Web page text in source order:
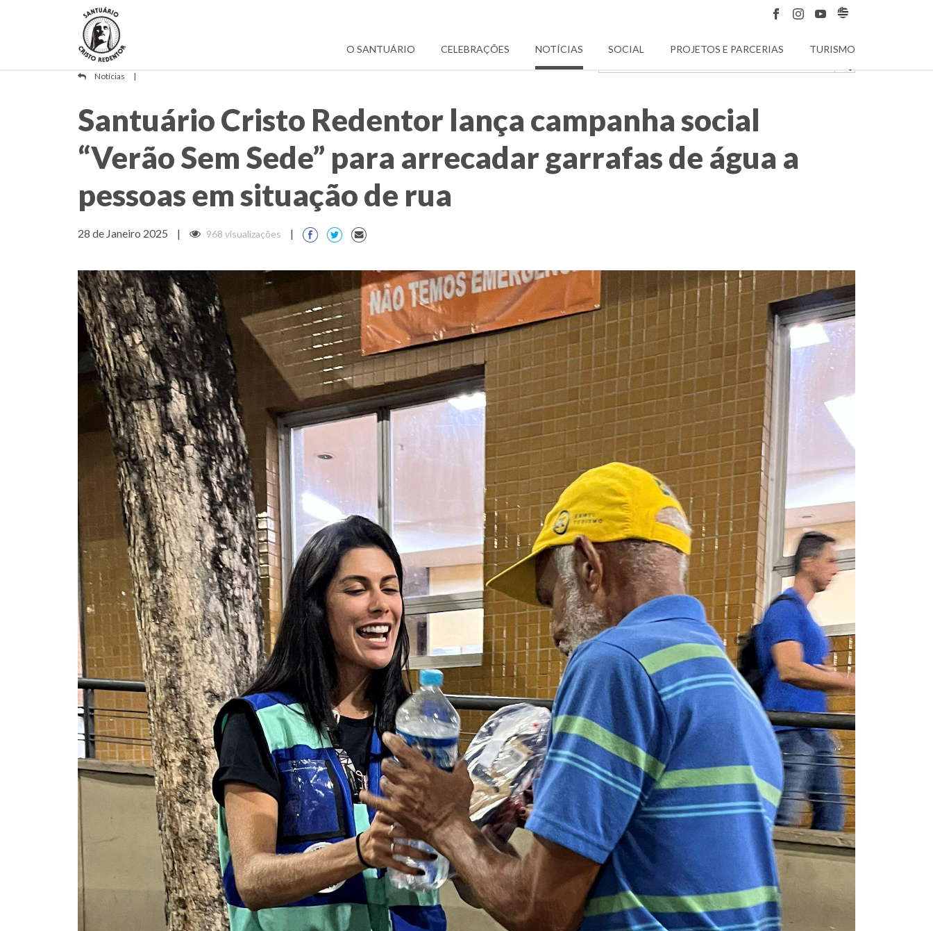
O SANTUÁRIO CELEBRAÇÕES NOTÍCIAS SOCIAL PROJETOS E PARCERIAS TURISMO
Notícias |
Santuário Cristo Redentor lança campanha social
“Verão Sem Sede” para arrecadar garrafas de água a
pessoas em situação de rua
28 de Janeiro 2025 | 968 visualizações |